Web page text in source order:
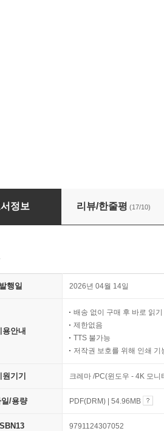
리나라 제주 여행지도
정보 리뷰/한줄평 (17/10)
발행일 2026년 04월 14일
용안내
배송 없이 구매 후 바로 읽기
제한없음
TTS 불가능
저작권 보호를 위해 인쇄 기
원기기 크레마 /PC(윈도우 - 4K 모
/용량 PDF(DRM) | 54.96MB
9791124307052